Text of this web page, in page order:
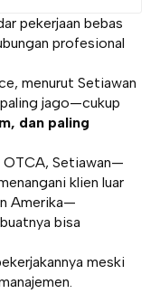
pekerjaan bebas
profesional
menurut Setiawan
jago—cukup
dan paling
OTCA, Setiawan—
klien luar
Amerika—
bisa
meski